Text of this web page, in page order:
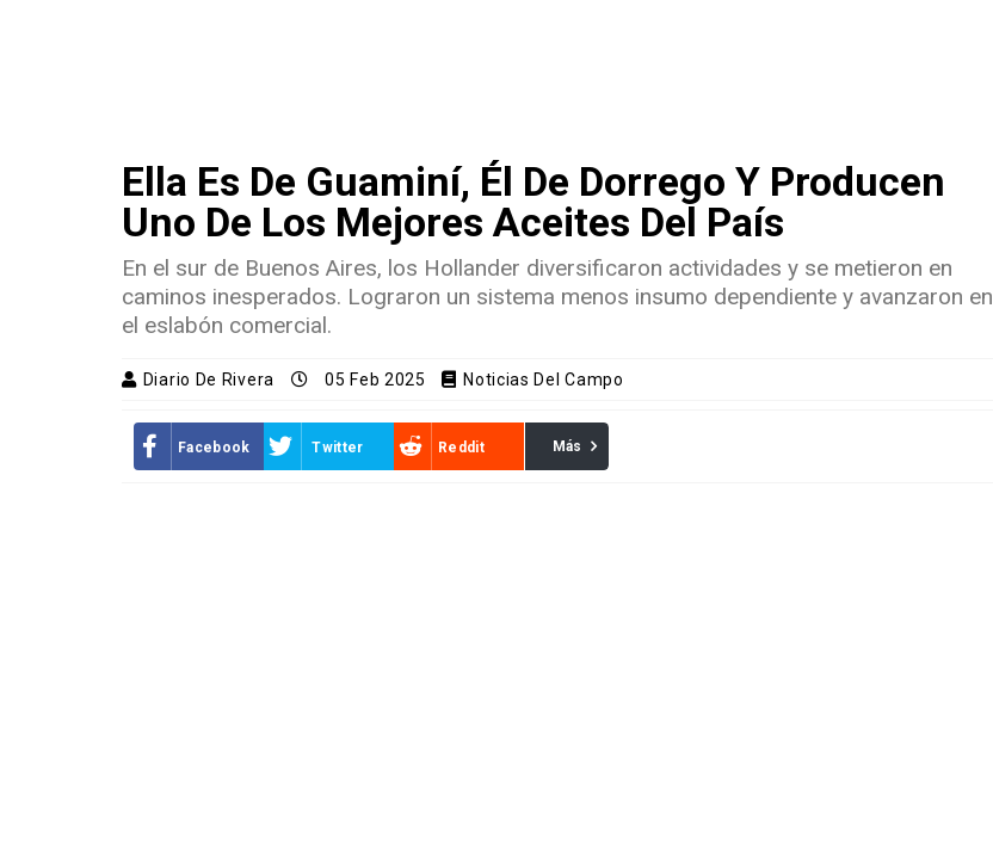
Ella Es De Guaminí, Él De Dorrego Y Producen
Uno De Los Mejores Aceites Del País
En el sur de Buenos Aires, los Hollander diversificaron actividades y se metieron en
caminos inesperados. Lograron un sistema menos insumo dependiente y avanzaron en
el eslabón comercial.
Diario De Rivera 05 Feb 2025 Noticias Del Campo
Facebook Twitter Reddit Más